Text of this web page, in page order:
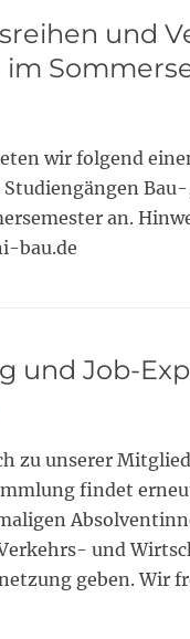
und
wir folgend
an.
bau.de
und Job-
zu unserer
findet
und
geben. Wir